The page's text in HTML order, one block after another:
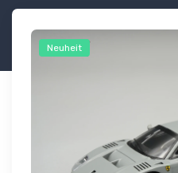
Neuheit